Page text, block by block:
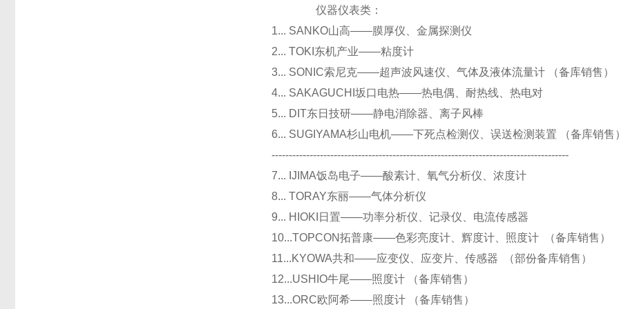
仪器仪表类：
1... SANKO山高——膜厚仪、金属探测仪
2... TOKI东机产业——粘度计
3... SONIC索尼克——超声波风速仪、气体及液体流量计 （备库销售）
4... SAKAGUCHI坂口电热——热电偶、耐热线、热电对
5... DIT东日技研——静电消除器、离子风棒
6... SUGIYAMA杉山电机——下死点检测仪、误送检测装置 （备库销售
--------------------------------------------------------------------------------------
7... IJIMA饭岛电子——酸素计、氧气分析仪、浓度计
8... TORAY东丽——气体分析仪
9... HIOKI日置——功率分析仪、记录仪、电流传感器
10...TOPCON拓普康——色彩亮度计、辉度计、照度计 （备库销售）
11...KYOWA共和——应变仪、应变片、传感器 （部份备库销售）
12...USHIO牛尾——照度计 （备库销售）
13...ORC欧阿希——照度计 （备库销售）